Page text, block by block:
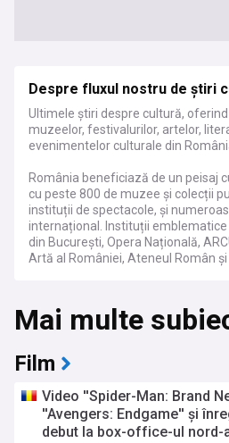
Despre fluxul nostru de știri
Ultimele știri despre cultură,
muzeelor, festivalurilor, artelor,
evenimentelor culturale din
România beneficiază de un peisaj
cu peste 800 de muzee și colecții
instituții de spectacole, și
internațional. Instituții emblematice
din București, Opera Națională,
Artă al României, Ateneul Român
(Transilvania International Film
Theatre Festival, și Electric Castle
Sectorul cultural românesc
cronică—bugetul pentru cultură
aproximativ 0,1% din PIB—și
digitală. Ministerul Culturii
Mai multe
Film
Video ''Spider-Man: Brand
''Avengers: Endgame'' și
debut la box-office-ul nord-